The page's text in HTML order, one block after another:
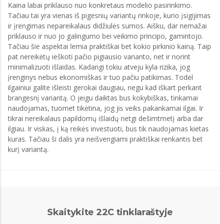
Kaina labai priklauso nuo konkretaus modelio pasirinkimo.
Tačiau tai yra vienas iš pigesnių variantų rinkoje, kurio įsigijimas
ir įrengimas nepareikalaus didžiulės sumos. Aišku, dar nemažai
priklauso ir nuo jo galingumo bei veikimo principo, gamintojo.
Tačiau šie aspektai lemia praktiškai bet kokio pirkinio kainą. Taip
pat nereikėtų ieškoti pačio pigiausio varianto, net ir norint
minimalizuoti išlaidas. Kadangi tokiu atveju kyla rizika, jog
įrenginys nebus ekonomiškas ir tuo pačiu patikimas. Todėl
ilgainiui galite išleisti gerokai daugiau, negu kad iškart perkant
brangesnį variantą. O jeigu daiktas bus kokybiškas, tinkamai
naudojamas, tuomet tikėtina, jog jis veiks pakankamai ilgai. Ir
tikrai nereikalaus papildomų išlaidų netgi dešimtmetį arba dar
ilgiau. Ir viskas, į ką reikės investuoti, bus tik naudojamas kietas
kuras. Tačiau ši dalis yra neišvengiami praktiškai renkantis bet
kurį variantą.
Skaitykite 22C tinklaraštyje